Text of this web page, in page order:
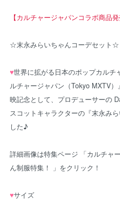
【カルチャージャパンコラボ商品発
☆末永みらいちゃんコーデセット☆
♥世界に拡がる日本のポップカルチ
ルチャージャパン（Tokyo MXTV
映記念として、プロデューサーの
スコットキャラクターの『末永み
した♪
詳細画像は特集ページ 「カルチャ
ん制服特集！
」をクリック！
♥サイズ